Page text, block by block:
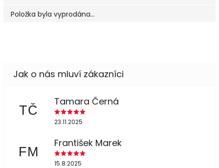
Položka byla vyprodána…
TČ
Tamara Černá
23.11.2025
FM
František Marek
15.8.2025